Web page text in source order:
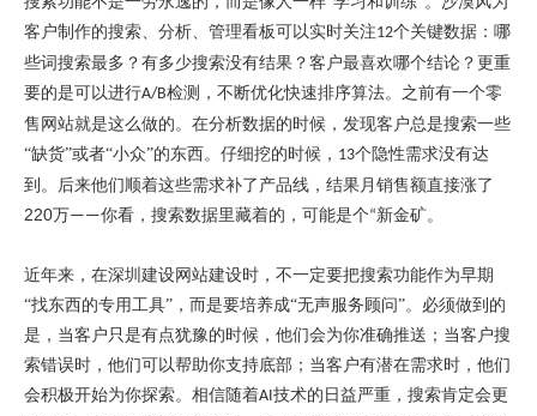
客户制作的搜索、分析、管理看板可以实时关注12个关键数据 ： 哪
些词搜索最多？有多少搜索没有结果？客户最喜欢哪个结论？更重
要的是可以进行A/B检测，不断优化快速排序算法。之前有一个零
售网站就是这么做的。在分析数据的时候，发现客户总是搜索一些
“缺货”或者“小众”的东西。仔细挖的时候， 13个隐性需求没有达
到。 后来他们顺着这些需求补了产品线，结果月销售额直接涨了
220万——你看，搜索数据里藏着的，可能是个“新金矿。
近年来，在深圳建设网站建设时 ，不一定要把搜索功能作为早期
“找东西的专用工具”，而是要培养成“无声服务顾问”。必须做到的
是，当客户只是有点犹豫的时候，他们会为你准确推送；当客户搜
索错误时，他们可以帮助你支持底部；当客户有潜在需求时，他们
会积极开始为你探索。相信随着AI技术的日益严重，搜索肯定会更